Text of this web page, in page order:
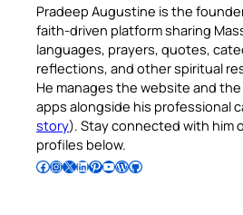
Pradeep Augustine is the
faith-driven platform sharing
languages, prayers, quotes,
reflections, and other spiritual
He manages the website and
apps alongside his professional
story). Stay connected with him
profiles below.
Follow Pradeep on Facebook Follow Pradeep on InstagramFollow Pradeep on X Follow Pradeep on LinkedIn Follow Pradeep on Pinterest Subscribe to Pradeep’s Youtube Channel Follow Pradeep on WordPress Follow Pradeep on GitHub